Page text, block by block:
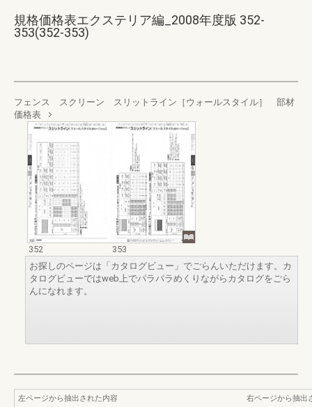
規格価格表エクステリア編_2008年度版 352-
353(352-353)
フェンス スクリーン スリットライン［ウォールスタイル］ 部材
価格表
352
353
お探しのページは「カタログビュー」でごらんいただけます。カ
タログビューではweb上でパラパラめくりながらカタログをごら
んになれます。
左ページから抽出された内容
右ページから抽出